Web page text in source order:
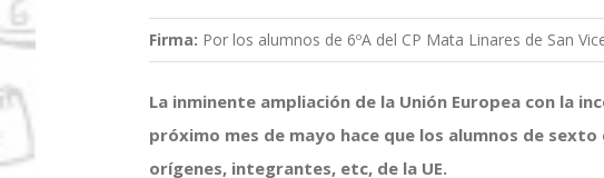
Firma: Por los alumnos de 6ºA del CP Mata Linares de San
La inminente ampliación de la Unión Europea con la
próximo mes de mayo hace que los alumnos de
orígenes, integrantes, etc, de la UE.